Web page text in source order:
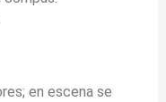
en escena se